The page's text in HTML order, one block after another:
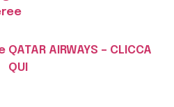
AIRWAYS – CLICCA
QUI